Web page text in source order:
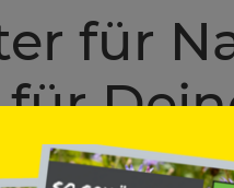
für
Tieren gut